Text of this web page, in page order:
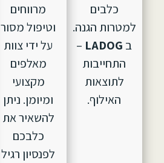
כלבים
למטרות הגנה.
ב LADOG
–
התחייבות
לתוצאות
האילוף.
מרווחים
וטיפול מסור
על ידי צוות
מאלפים
מקצועי
ומיומן. ניתן
להשאיר את
כלבכם
לפנסיון רגיל